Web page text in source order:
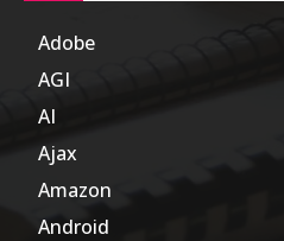
Adobe
AGI
AI
Ajax
Amazon
Android